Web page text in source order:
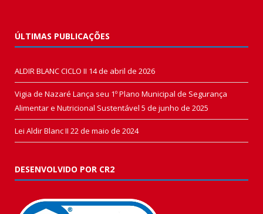
ÚLTIMAS PUBLICAÇÕES
ALDIR BLANC CICLO II 14 de abril de 2026
Vigia de Nazaré Lança seu 1º Plano Municipal de Segurança
Alimentar e Nutricional Sustentável 5 de junho de 2025
Lei Aldir Blanc II 22 de maio de 2024
DESENVOLVIDO POR CR2